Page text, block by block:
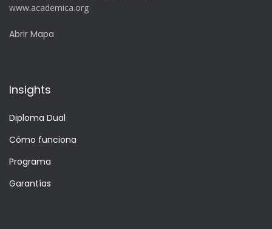
www.academica.org
Abrir Mapa
Insights
Diploma Dual
Cómo funciona
Programa
Garantías